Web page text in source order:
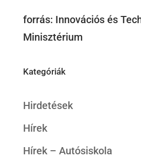
forrás: Innovációs és
Minisztérium
Kategóriák
Hirdetések
Hírek
Hírek – Autósiskola